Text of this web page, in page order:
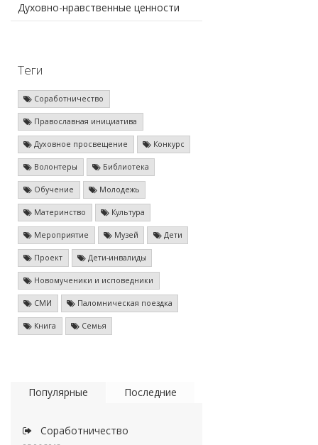
Духовно-нравственные ценности
Теги
Соработничество
Православная инициатива
Духовное просвещение Конкурс
Волонтеры Библиотека
Обучение Молодежь
Материнство Культура
Мероприятие Музей Дети
Проект Дети-инвалиды
Новомученики и исповедники
СМИ Паломническая поездка
Книга Семья
Популярные Последние
Соработничество